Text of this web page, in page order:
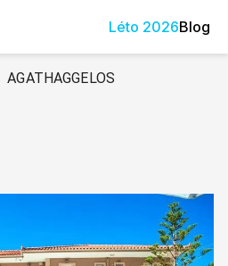
Léto 2026Blog
AGATHAGGELOS